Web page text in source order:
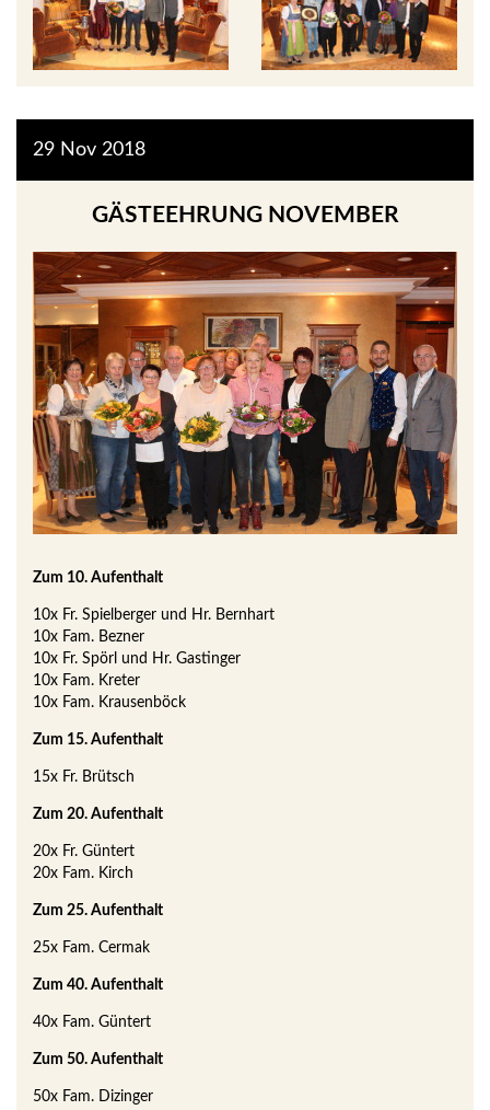
2018
29 Nov
GÄSTEEHRUNG NOVEMBER
Zum 10. Aufenthalt
10x Fr. Spielberger und Hr. Bernhart
10x Fam. Bezner
10x Fr. Spörl und Hr. Gastinger
10x Fam. Kreter
10x Fam. Krausenböck
Zum 15. Aufenthalt
15x Fr. Brütsch
Zum 20. Aufenthalt
20x Fr. Güntert
20x Fam. Kirch
Zum 25. Aufenthalt
25x Fam. Cermak
Zum 40. Aufenthalt
40x Fam. Güntert
Zum 50. Aufenthalt
50x Fam. Dizinger